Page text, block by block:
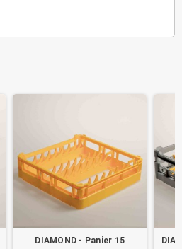
DIAMOND - Panier 15